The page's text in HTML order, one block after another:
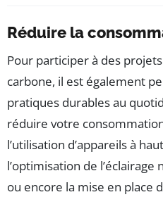
Réduire la
Pour participer à des
carbone, il est également
pratiques durables au
réduire votre
l’utilisation d’appareils à
l’optimisation de
ou encore la mise en place